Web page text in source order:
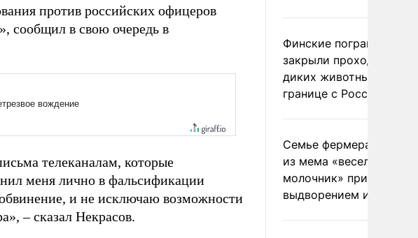
против российских офицеров
сообщил в свою очередь в
телеканалам, которые
меня лично в фальсификации
обвинение, и не исключаю возможности
– сказал Некрасов.
Финские пограничники
закрыли проходы для
диких животных на
границе с Россией
Семье фермера
из мема «веселый
молочник» пригрозили
выдворением из